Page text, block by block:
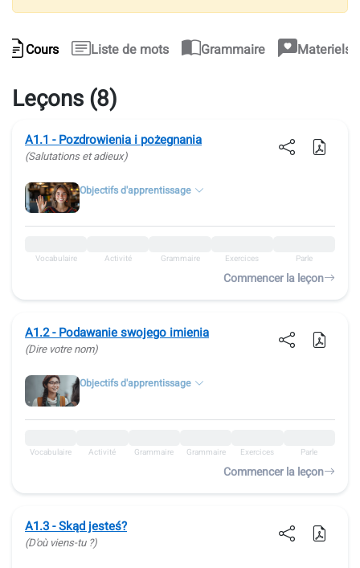
Cours Liste de mots Grammaire Materiels
Leçons (8)
A1.1 - Pozdrowienia i pożegnania
(Salutations et adieux)
Objectifs d'apprentissage
Vocabulaire Activité Grammaire Exercices Parle
Commencer la leçon
A1.2 - Podawanie swojego imienia
(Dire votre nom)
Objectifs d'apprentissage
Vocabulaire Activité Grammaire Grammaire Exercices Parle
Commencer la leçon
A1.3 - Skąd jesteś?
(D'où viens-tu ?)